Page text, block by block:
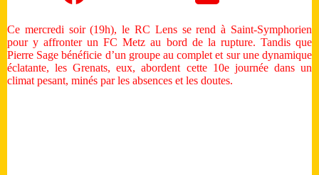
Ce mercredi soir (19h), le RC Lens se rend à Saint-Symphorien
pour y affronter un FC Metz au bord de la rupture. Tandis que
Pierre Sage bénéficie d’un groupe au complet et sur une dynamique
éclatante, les Grenats, eux, abordent cette 10e journée dans un
climat pesant, minés par les absences et les doutes.